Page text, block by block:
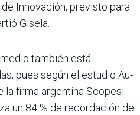
Innovación, previsto para
Gisela.
también está
pues según el estudio Au­
la firma argentina Scopesi
un 84 % de recordación de